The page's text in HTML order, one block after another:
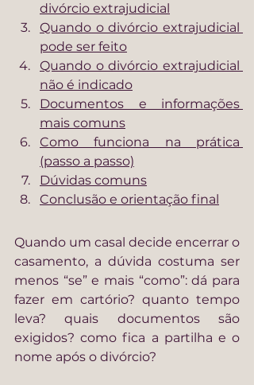
divórcio extrajudicial
Quando o divórcio extrajudicial
pode ser feito
Quando o divórcio extrajudicial
não é indicado
Documentos e informações
mais comuns
Como funciona na prática
(passo a passo)
Dúvidas comuns
Conclusão e orientação final
Quando um casal decide encerrar o
casamento, a dúvida costuma ser
menos “se” e mais “como”: dá para
fazer em cartório? quanto tempo
leva? quais documentos são
exigidos? como fica a partilha e o
nome após o divórcio?